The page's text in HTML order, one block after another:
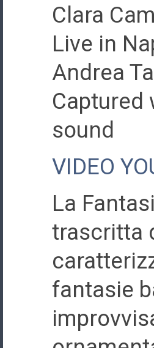
Clara
Live in
Andrea
Captured
sound
VIDEO
La
trascritta
fantasie